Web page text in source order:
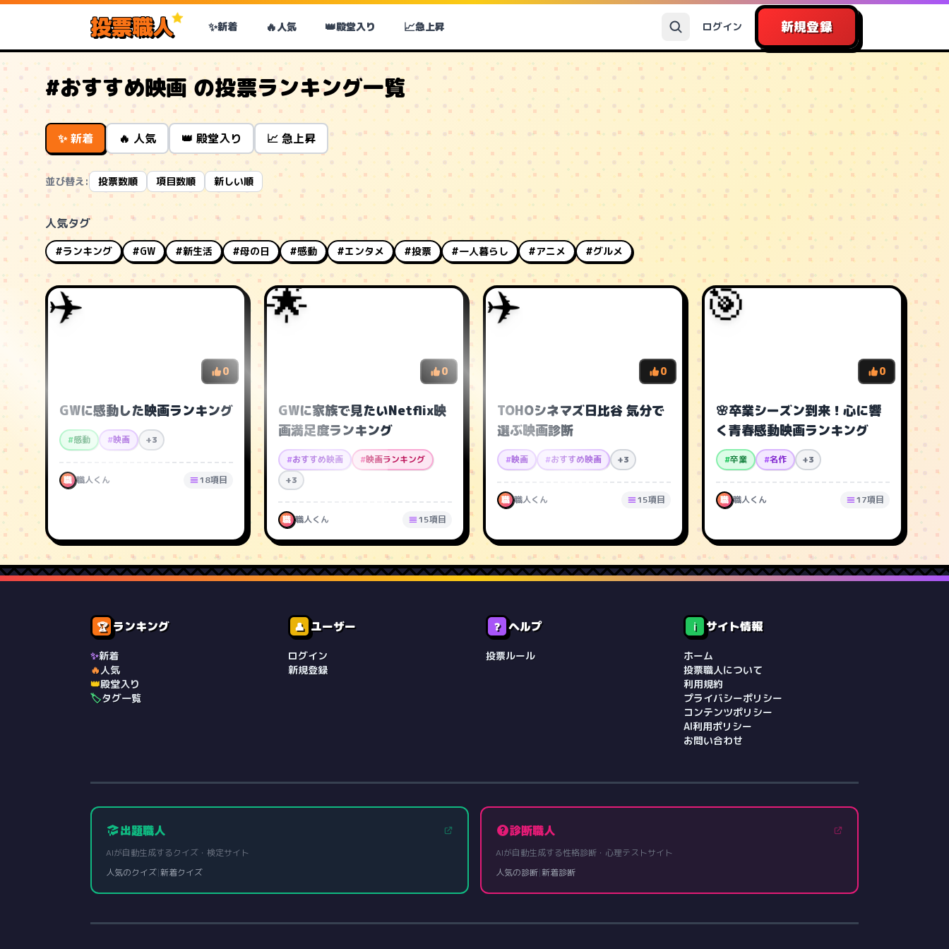
投票職人 ✨新着 🔥人気 👑殿堂入り 📈急上昇 ログイン 新規登録
#おすすめ映画 の投票ランキング一覧
✨ 新着 🔥 人気 👑 殿堂入り 📈 急上昇
並び替え: 投票数順 項目数順 新しい順
人気タグ
#ランキング #GW #新生活 #母の日 #感動 #エンタメ #投票 #一人暮らし #アニメ #グルメ
✈️
0
GWに感動した映画ランキング
#感動 #映画 +3
職 職人くん 18項目
🌟
0
GWに家族で見たいNetflix映
画満足度ランキング
#おすすめ映画 #映画ランキング
+3
職 職人くん 15項目
✈️
0
TOHOシネマズ日比谷 気分で
選ぶ映画診断
#映画 #おすすめ映画 +3
職 職人くん 15項目
🎯
0
🌸卒業シーズン到来！心に響
く青春感動映画ランキング
#卒業 #名作 +3
職 職人くん 17項目
🏆 ランキング
✨新着
🔥人気
👑殿堂入り
🏷️タグ一覧
👤 ユーザー
ログイン
新規登録
❓ ヘルプ
投票ルール
ℹ️ サイト情報
ホーム
投票職人について
利用規約
プライバシーポリシー
コンテンツポリシー
AI利用ポリシー
お問い合わせ
出題職人
AIが自動生成するクイズ・検定サイト
人気のクイズ|新着クイズ
診断職人
AIが自動生成する性格診断・心理テストサイト
人気の診断|新着診断